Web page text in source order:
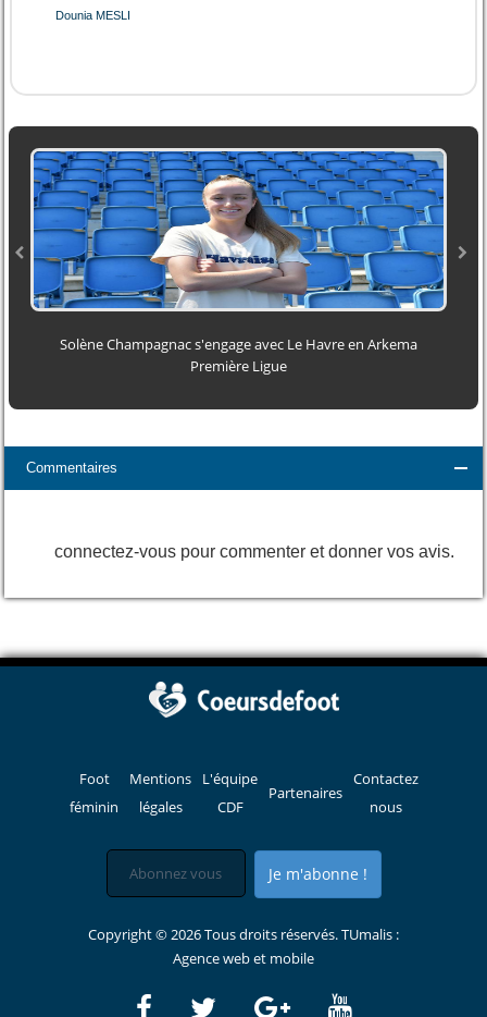
Dounia MESLI
Solène Champagnac s'engage avec Le Havre en Arkema
Première Ligue
Commentaires
connectez-vous pour commenter et donner vos avis.
Foot
féminin
Mentions
légales
L'équipe
CDF
Partenaires
Contactez
nous
Je m'abonne !
Copyright © 2026 Tous droits réservés. TUmalis :
Agence web et mobile